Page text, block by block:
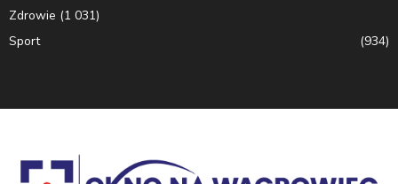
Zdrowie (1 031)
Sport
(934)